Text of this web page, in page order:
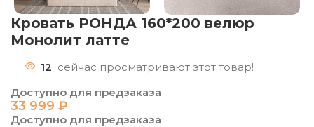
Кровать РОНДА 160*200 велюр
Монолит латте
12 сейчас просматривают этот товар!
Доступно для предзаказа
33 999 ₽
Доступно для предзаказа